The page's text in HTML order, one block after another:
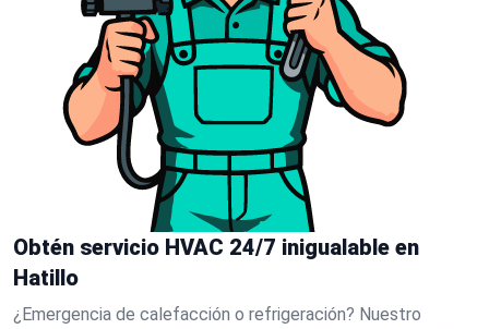
Obtén servicio HVAC 24/7 inigualable en
Hatillo
¿Emergencia de calefacción o refrigeración? Nuestro